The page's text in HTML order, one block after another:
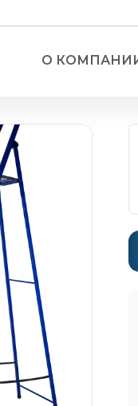
О
ЛЮКС с
двухсторонние
двухсторонние